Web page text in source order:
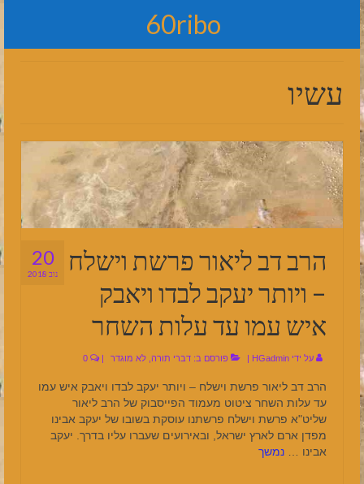
60ribo
עשיו
20
נוב 2018
הרב דב ליאור פרשת וישלח
– ויותר יעקב לבדו ויאבק
איש עמו עד עלות השחר
על ידי HGadmin פורסם ב: דברי תורה לא מוגדר
הרב דב ליאור פרשת וישלח – ויותר יעקב לבדו ויאבק איש עמו
עד עלות השחר ציטוט מעמוד הפייסבוק של הרב ליאור
שליט"א פרשת וישלח פרשתנו עוסקת בשובו של יעקב אבינו
מפדן ארם לארץ ישראל, ובאירועים שעברו עליו בדרך. יעקב
אבינו … נמשך